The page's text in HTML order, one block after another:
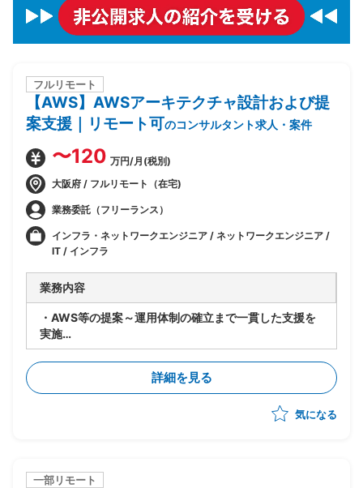
フルリモート
【AWS】AWSアーキテクチャ設計および提
案支援｜リモート可のコンサルタント求人・案件
〜120 万円/月(税別)
大阪府 / フルリモート（在宅)
業務委託（フリーランス）
インフラ・ネットワークエンジニア / ネットワークエンジニア /
IT / インフラ
業務内容
・AWS等の提案～運用体制の確立まで一貫した支援を
実施
・某建設業のAWS活用に関する要件整理およびアーキ
テクチャ提案支援
・顧客の要件をAWSサービスに紐づけた構成検討およ
び提案活動の実施
・セキュリティ強化や認証統合(AWS/EntraID等)に関
・案件受注後はPMを担当
詳細を見る
気になる
一部リモート